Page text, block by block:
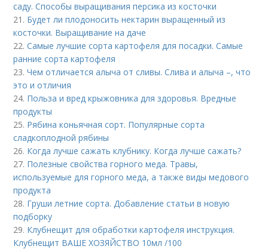
саду. Способы выращивания персика из косточки
21. Будет ли плодоносить нектарин выращенный из
косточки. Выращивание на даче
22.Самые лучшие сорта картофеля для посадки. Самые
ранние сорта картофеля
23.Чем отличается алыча от сливы. Слива и алыча –, что
это и отличия
24. Польза и вред крыжовника для здоровья. Вредные
продукты
25. Рябина коньячная сорт. Популярные сорта
сладкоплодной рябины
26. Когда лучше сажать клубнику. Когда лучше сажать?
27. Полезные свойства горного меда. Травы,
используемые для горного меда, а также виды медового
продукта
28. Груши летние сорта. Добавление статьи в новую
подборку
29. Клубнещит для обработки картофеля инструкция.
Клубнещит ВАШЕ ХОЗЯЙСТВО 10мл /100